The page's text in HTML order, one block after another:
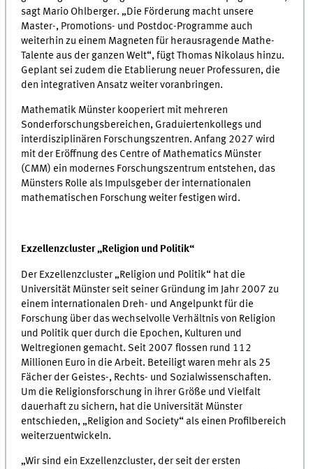
sagt Mario Ohlberger. „Die Förderung macht unsere
Master-, Promotions- und Postdoc-Programme auch
weiterhin zu einem Magneten für herausragende Mathe-
Talente aus der ganzen Welt“, fügt Thomas Nikolaus hinzu.
Geplant sei zudem die Etablierung neuer Professuren, die
den integrativen Ansatz weiter voranbringen.
Mathematik Münster kooperiert mit mehreren
Sonderforschungsbereichen, Graduiertenkollegs und
interdisziplinären Forschungszentren. Anfang 2027 wird
mit der Eröffnung des Centre of Mathematics Münster
(CMM) ein modernes Forschungszentrum entstehen, das
Münsters Rolle als Impulsgeber der internationalen
mathematischen Forschung weiter festigen wird.
Exzellenzcluster „Religion und Politik“
Der Exzellenzcluster „Religion und Politik“ hat die
Universität Münster seit seiner Gründung im Jahr 2007 zu
einem internationalen Dreh- und Angelpunkt für die
Forschung über das wechselvolle Verhältnis von Religion
und Politik quer durch die Epochen, Kulturen und
Weltregionen gemacht. Seit 2007 flossen rund 112
Millionen Euro in die Arbeit. Beteiligt waren mehr als 25
Fächer der Geistes-, Rechts- und Sozialwissenschaften.
Um die Religionsforschung in ihrer Größe und Vielfalt
dauerhaft zu sichern, hat die Universität Münster
entschieden, „Religion and Society“ als einen Profilbereich
weiterzuentwickeln.
„Wir sind ein Exzellenzcluster, der seit der ersten